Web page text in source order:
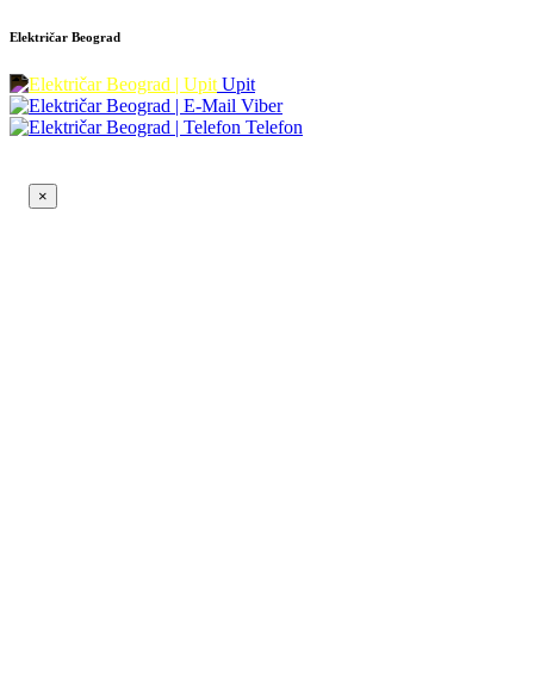
Električar Beograd
Upit
Viber
Telefon
×